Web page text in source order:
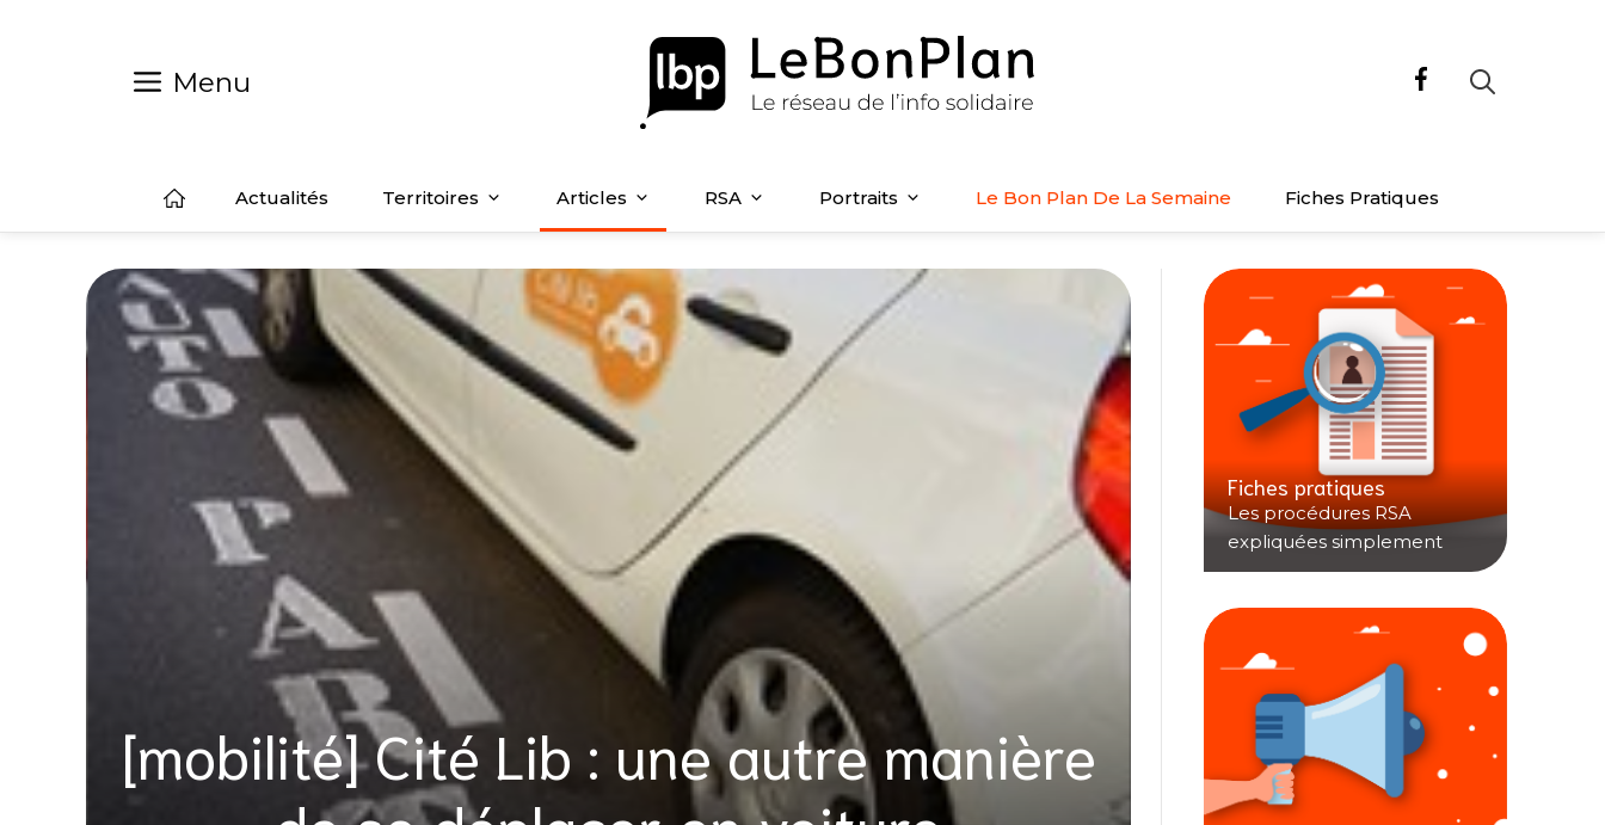
Menu
Actualités Territoires Articles RSA Portraits Le Bon Plan De La Semaine Fiches Pratiques
[mobilité] Cité Lib : une autre manière
Fiches pratiques
Les procédures RSA
expliquées simplement